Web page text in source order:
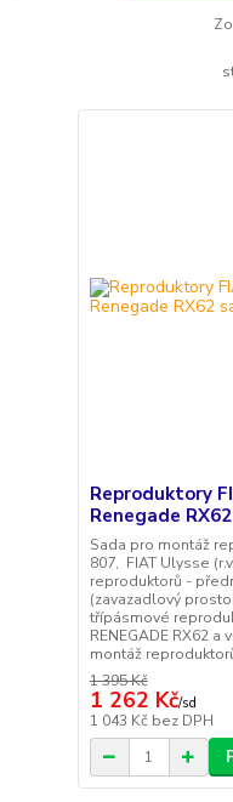
Reproduktory
Renegade
Sada pro montáž
807, FIAT Ulysse
reproduktorů -
(zavazadlový
třípásmové
RENEGADE RX62
montáž
1 395 Kč
1 262 Kč/sd
1 043 Kč bez DPH